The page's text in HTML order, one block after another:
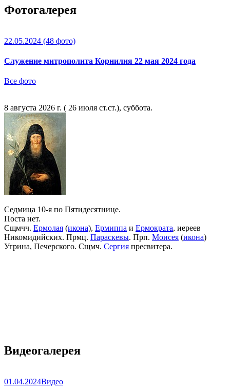
Фотогалерея
22.05.2024 (48 фото)
Служение митрополита Корнилия 22 мая 2024 года
Все фото
8 августа 2026 г. ( 26 июля ст.ст.), суббота.
Седмица 10-я по Пятидесятнице.
Поста нет.
Сщмчч. Ермолая (икона), Ермиппа и Ермократа, иереев
Никомидийских. Прмц. Параскевы. Прп. Моисея (икона)
Угрина, Печерского. Сщмч. Сергия пресвитера.
Видеогалерея
01.04.2024Видео